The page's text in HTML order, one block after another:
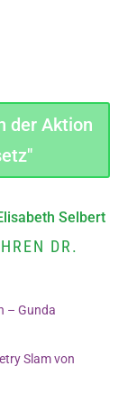
der Aktion
DR.
– Gunda
Slam von